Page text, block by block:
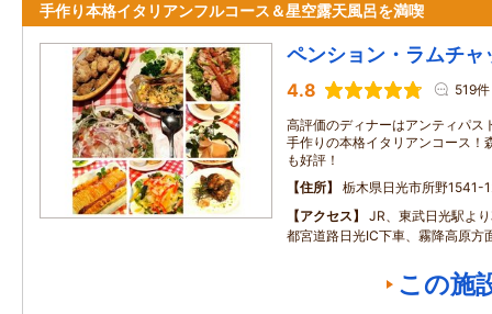
手作り本格イタリアンフルコース＆星空露天風呂を満喫
ペンション・ラムチャ
4.8 519件
高評価のディナーはアンティパス
手作りの本格イタリアンコース！
も好評！
住所
栃木県日光市所野1541-
アクセス
JR、東武日光駅よ
都宮道路日光IC下車、霧降高原方
この施